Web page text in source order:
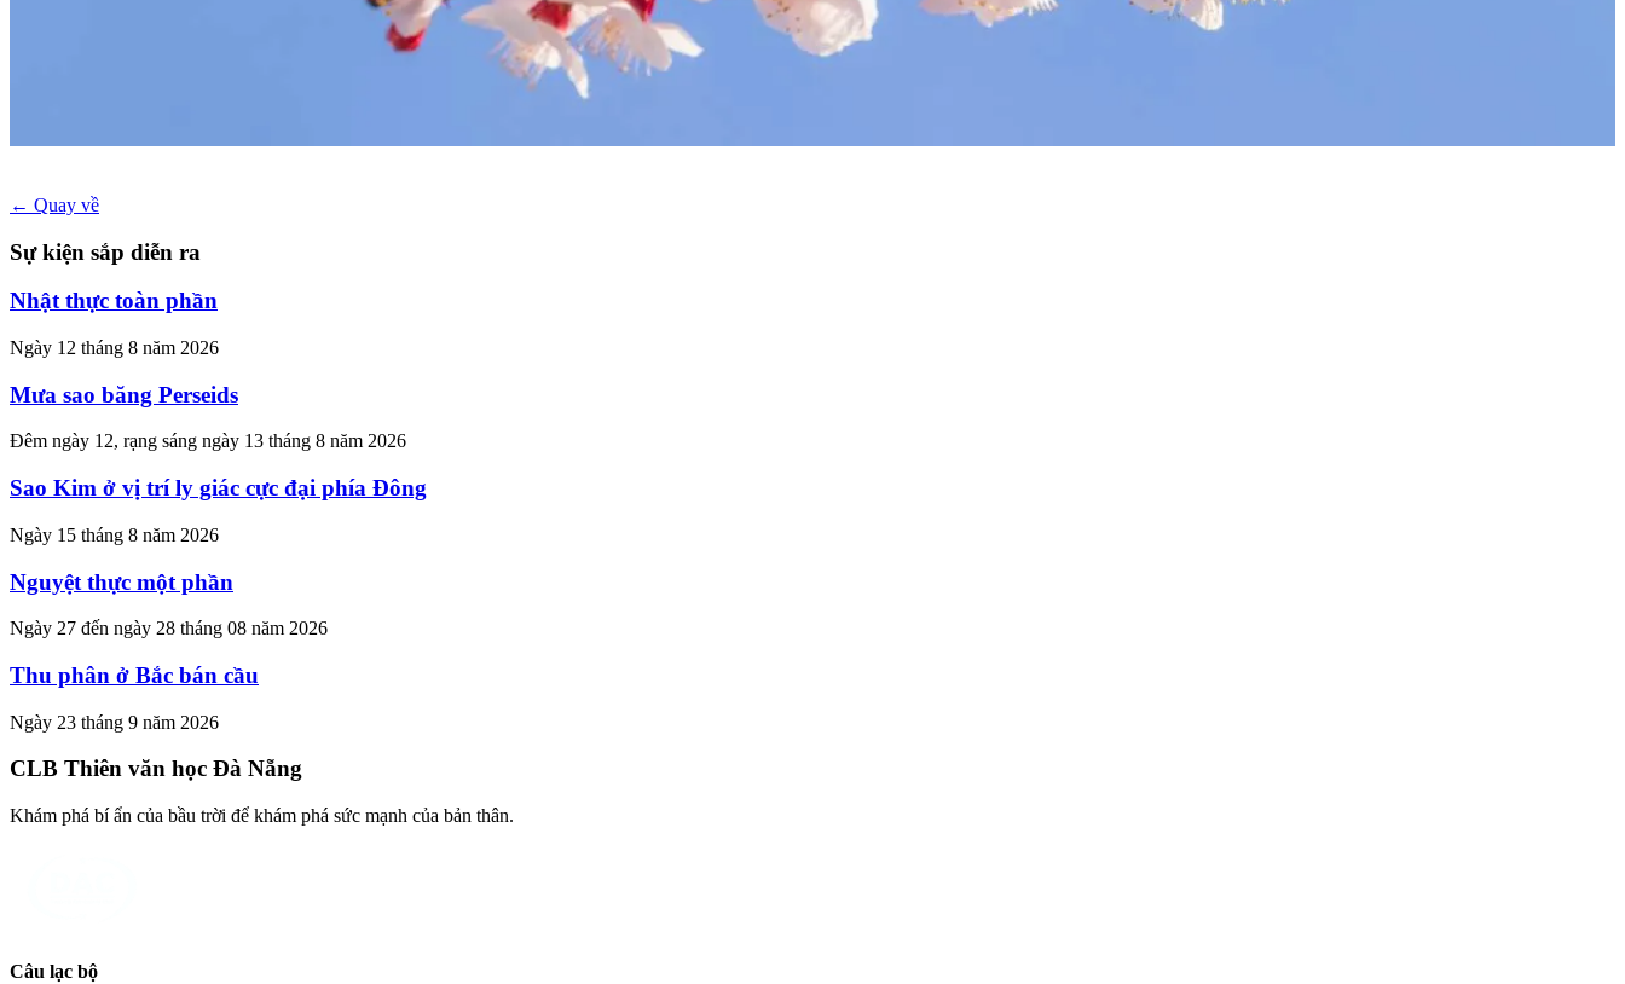
← Quay về
Sự kiện sắp diễn ra
Nhật thực toàn phần
Ngày 12 tháng 8 năm 2026
Mưa sao băng Perseids
Đêm ngày 12, rạng sáng ngày 13 tháng 8 năm 2026
Sao Kim ở vị trí ly giác cực đại phía Đông
Ngày 15 tháng 8 năm 2026
Nguyệt thực một phần
Ngày 27 đến ngày 28 tháng 08 năm 2026
Thu phân ở Bắc bán cầu
Ngày 23 tháng 9 năm 2026
CLB Thiên văn học Đà Nẵng
Khám phá bí ẩn của bầu trời để khám phá sức mạnh của bản thân.
Câu lạc bộ